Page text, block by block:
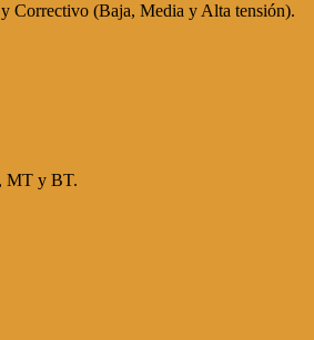
Correctivo (Baja, Media y Alta tensión).
MT y BT.